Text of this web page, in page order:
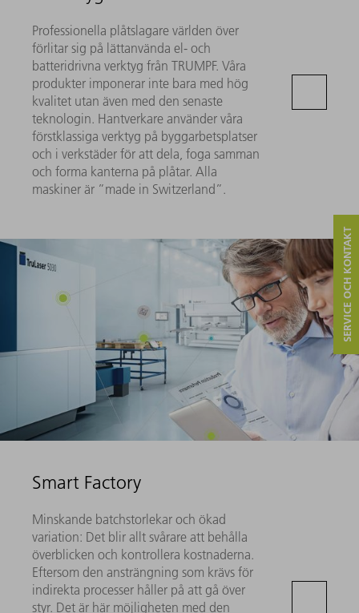
Professionella plåtslagare världen över
förlitar sig på lättanvända el- och
batteridrivna verktyg från TRUMPF. Våra
produkter imponerar inte bara med hög
kvalitet utan även med den senaste
teknologin. Hantverkare använder våra
förstklassiga verktyg på byggarbetsplatser
och i verkstäder för att dela, foga samman
och forma kanterna på plåtar. Alla
maskiner är ”made in Switzerland”.
Smart Factory
Minskande batchstorlekar och ökad
variation: Det blir allt svårare att behålla
överblicken och kontrollera kostnaderna.
Eftersom den ansträngning som krävs för
indirekta processer håller på att gå över
styr. Det är här möjligheten med den
SERVICE OCH KONTAKT